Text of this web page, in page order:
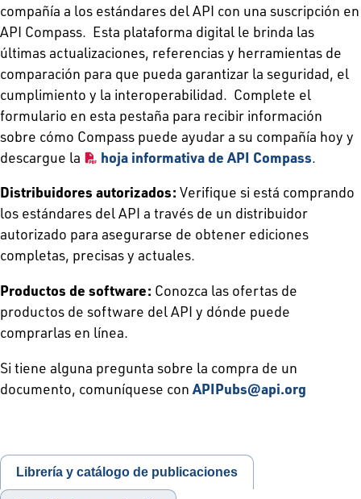
compañía a los estándares del API con una suscripción en
API Compass. Esta plataforma digital le brinda las
últimas actualizaciones, referencias y herramientas de
comparación para que pueda garantizar la seguridad, el
cumplimiento y la interoperabilidad. Complete el
formulario en esta pestaña para recibir información
sobre cómo Compass puede ayudar a su compañía hoy y
descargue la
hoja informativa de API Compass.
Distribuidores autorizados: Verifique si está comprando
los estándares del API a través de un distribuidor
autorizado para asegurarse de obtener ediciones
completas, precisas y actuales.
Productos de software: Conozca las ofertas de
productos de software del API y dónde puede
comprarlas en línea.
Si tiene alguna pregunta sobre la compra de un
documento, comuníquese con APIPubs@api.org
Librería y catálogo de publicaciones